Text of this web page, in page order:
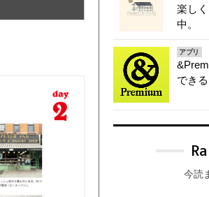
楽し
中。
アプリ
でき
今読